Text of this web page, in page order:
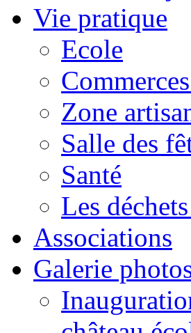
Vie pratique
Ecole
Zone
Salle des
Santé
Les
Associations
Galerie